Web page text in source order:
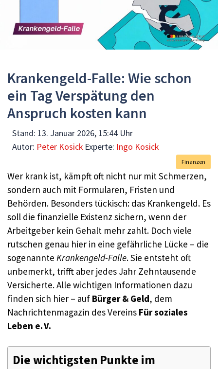
Krankengeld-Falle: Wie schon
ein Tag Verspätung den
Anspruch kosten kann
Stand: 13. Januar 2026, 15:44 Uhr
Autor: Peter Kosick Experte: Ingo Kosick
Finanzen
Wer krank ist, kämpft oft nicht nur mit Schmerzen,
sondern auch mit Formularen, Fristen und
Behörden. Besonders tückisch: das Krankengeld. Es
soll die finanzielle Existenz sichern, wenn der
Arbeitgeber kein Gehalt mehr zahlt. Doch viele
rutschen genau hier in eine gefährliche Lücke – die
sogenannte Krankengeld-Falle. Sie entsteht oft
unbemerkt, trifft aber jedes Jahr Zehntausende
Versicherte. Alle wichtigen Informationen dazu
finden sich hier – auf Bürger & Geld, dem
Nachrichtenmagazin des Vereins Für soziales
Leben e. V.
Die wichtigsten Punkte im